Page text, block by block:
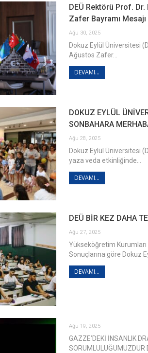
DEÜ Rektörü Prof. Dr.
Zafer Bayramı Mesajı
Ağu 30, 2025
Dokuz Eylül Üniversitesi
Ağustos Zafer…
DEVAMI...
DOKUZ EYLÜL
SONBAHARA
Ağu 28, 2025
Dokuz Eylül Üniversitesi
yaza veda etkinliğinde…
DEVAMI...
DEÜ BİR KEZ DAHA
Ağu 27, 2025
Yükseköğretim Kurumları
Sonuçlarına göre Dokuz
DEVAMI...
Ağu 19, 2025
GAZZE’DEKİ İNSANLIK